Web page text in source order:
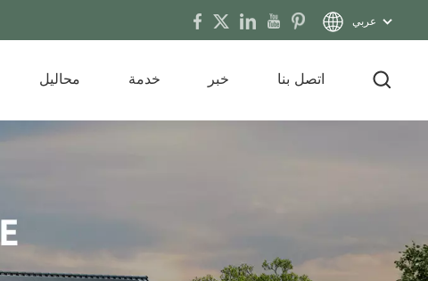
عربي
محاليل خدمة خبر اتصل بنا